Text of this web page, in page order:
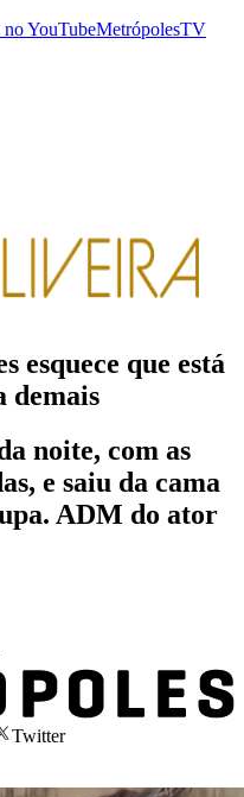
noYouTubeMetrópolesTV
esquece que está
demais
noite, com as
e saiu da cama
ADM do ator
Twitter